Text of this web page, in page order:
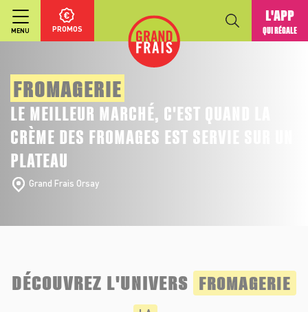
MENU PROMOS
L'APP
QUI RÉGALE
FROMAGERIE
LE MEILLEUR MARCHÉ, C'EST QUAND LA
CRÈME DES FROMAGES EST SERVIE SUR UN
PLATEAU
Grand Frais Orsay
DÉCOUVREZ L'UNIVERS FROMAGERIE